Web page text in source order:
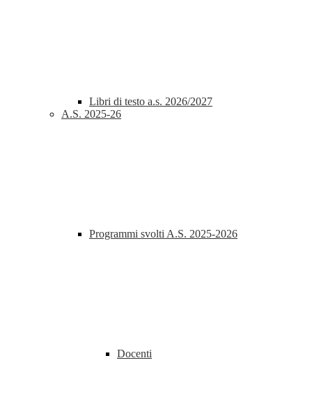
Libri di testo a.s. 2026/2027
A.S. 2025-26
Programmi svolti A.S. 2025-2026
Docenti